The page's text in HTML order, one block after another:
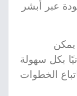
عبر أبشر
يمكن
بكل سهولة
الخطوات